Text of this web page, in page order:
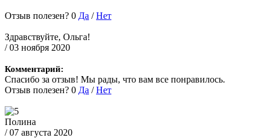
Отзыв полезен? 0 Да /Нет
Здравствуйте, Ольга!
/ 03 ноября 2020
Комментарий:
Спасибо за отзыв! Мы рады, что вам все понравилось.
Отзыв полезен? 0 Да /Нет
Полина
/ 07 августа 2020